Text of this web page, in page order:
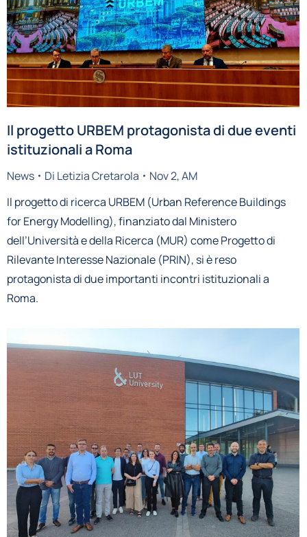
Il progetto URBEM protagonista di due eventi
istituzionali a Roma
News Di Letizia Cretarola
Nov 2, AM
Il progetto di ricerca URBEM (Urban Reference Buildings
for Energy Modelling), finanziato dal Ministero
dell’Università e della Ricerca (MUR) come Progetto di
Rilevante Interesse Nazionale (PRIN), si è reso
protagonista di due importanti incontri istituzionali a
Roma.